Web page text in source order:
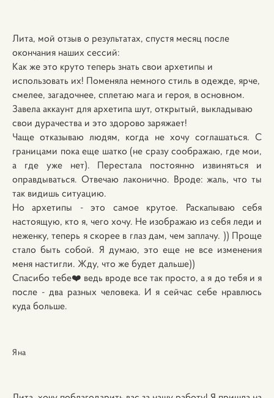
Лита, мой отзыв о результатах, спустя месяц после
окончания наших сессий:
Как же это круто теперь знать свои архетипы и
использовать их! Поменяла немного стиль в одежде, ярче,
смелее, загадочнее, сплетаю мага и героя, в основном.
Завела аккаунт для архетипа шут, открытый, выкладываю
свои дурачества и это здорово заряжает!
Чаще отказываю людям, когда не хочу соглашаться. С
границами пока еще шатко (не сразу соображаю, где мои,
а где уже нет). Перестала постоянно извиняться и
оправдываться. Отвечаю лаконично. Вроде: жаль, что ты
так видишь ситуацию.
Но архетипы - это самое крутое. Раскапываю себя
настоящую, кто я, чего хочу. Не изображаю из себя леди и
неженку, теперь я скорее в глаз дам, чем заплачу. )) Проще
стало быть собой. Я думаю, это еще не все изменения
меня настигли. Жду, что же будет дальше))
Спасибо тебе❤️ ведь вроде все так просто, а я до тебя и я
после - два разных человека. И я сейчас себе нравлюсь
куда больше.
Яна